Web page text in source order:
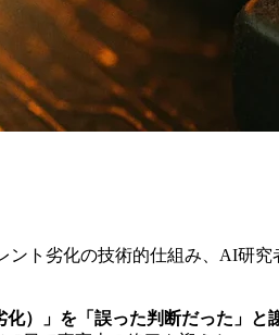
ント劣化の技術的仕組み、AI研
）」を「誤った判断だった」と